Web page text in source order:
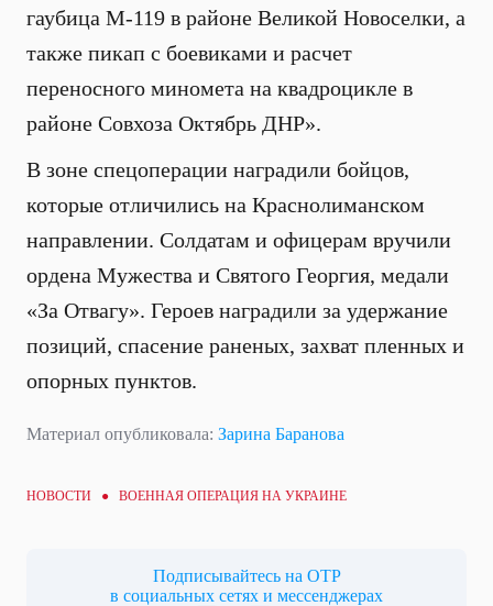
гаубица М-119 в районе Великой Новоселки, а
также пикап с боевиками и расчет
переносного миномета на квадроцикле в
районе Совхоза Октябрь ДНР».
В зоне спецоперации наградили бойцов,
которые отличились на Краснолиманском
направлении. Солдатам и офицерам вручили
ордена Мужества и Святого Георгия, медали
«За Отвагу». Героев наградили за удержание
позиций, спасение раненых, захват пленных и
опорных пунктов.
Материал опубликовала: Зарина Баранова
НОВОСТИ ● ВОЕННАЯ ОПЕРАЦИЯ НА УКРАИНЕ
Подписывайтесь на ОТР
в социальных сетях и мессенджерах